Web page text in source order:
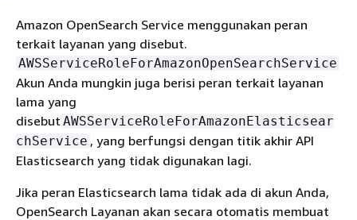
Amazon OpenSearch Service menggunakan peran
terkait layanan yang disebut.
AWSServiceRoleForAmazonOpenSearchService
Akun Anda mungkin juga berisi peran terkait layanan
lama yang
disebut AWSServiceRoleForAmazonElasticsear
chService , yang berfungsi dengan titik akhir API
Elasticsearch yang tidak digunakan lagi.
Jika peran Elasticsearch lama tidak ada di akun Anda,
OpenSearch Layanan akan secara otomatis membuat